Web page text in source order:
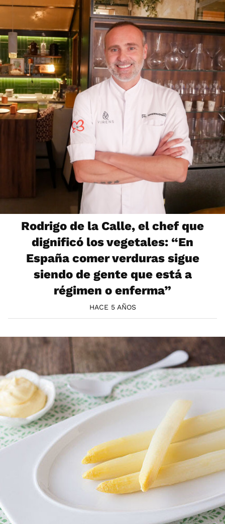
Rodrigo de la Calle, el chef que
dignificó los vegetales: “En
España comer verduras sigue
siendo de gente que está a
régimen o enferma”
HACE 5 AÑOS